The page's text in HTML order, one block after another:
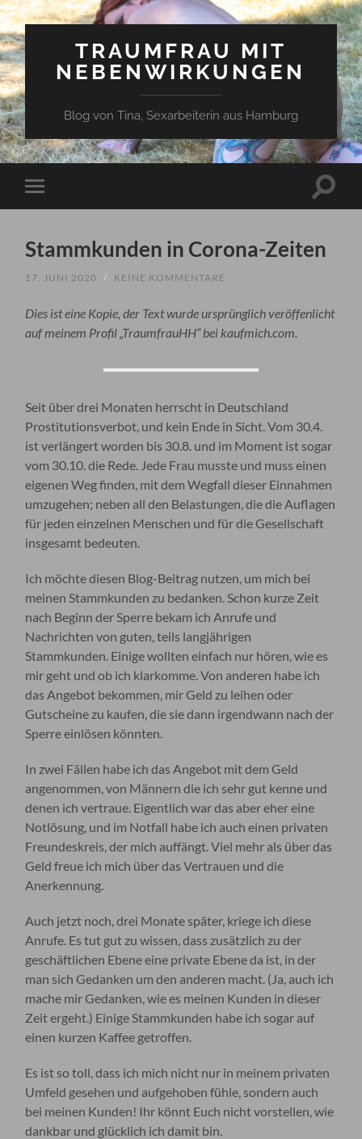
TRAUMFRAU MIT
NEBENWIRKUNGEN
Blog von Tina, Sexarbeiterin aus Hamburg
Mobile-
Menü
Stammkunden in Corona-Zeiten
17. JUNI 2020 / KEINE KOMMENTARE
Dies ist eine Kopie, der Text wurde ursprünglich veröffenlicht
auf meinem Profil „TraumfrauHH“ bei kaufmich.com.
Seit über drei Monaten herrscht in Deutschland
Prostitutionsverbot, und kein Ende in Sicht. Vom 30.4.
ist verlängert worden bis 30.8. und im Moment ist sogar
vom 30.10. die Rede. Jede Frau musste und muss einen
eigenen Weg finden, mit dem Wegfall dieser Einnahmen
umzugehen; neben all den Belastungen, die die Auflagen
für jeden einzelnen Menschen und für die Gesellschaft
insgesamt bedeuten.
Ich möchte diesen Blog-Beitrag nutzen, um mich bei
meinen Stammkunden zu bedanken. Schon kurze Zeit
nach Beginn der Sperre bekam ich Anrufe und
Nachrichten von guten, teils langjährigen
Stammkunden. Einige wollten einfach nur hören, wie es
mir geht und ob ich klarkomme. Von anderen habe ich
das Angebot bekommen, mir Geld zu leihen oder
Gutscheine zu kaufen, die sie dann irgendwann nach der
Sperre einlösen könnten.
In zwei Fällen habe ich das Angebot mit dem Geld
angenommen, von Männern die ich sehr gut kenne und
denen ich vertraue. Eigentlich war das aber eher eine
Notlösung, und im Notfall habe ich auch einen privaten
Freundeskreis, der mich auffängt. Viel mehr als über das
Geld freue ich mich über das Vertrauen und die
Anerkennung.
Auch jetzt noch, drei Monate später, kriege ich diese
Anrufe. Es tut gut zu wissen, dass zusätzlich zu der
geschäftlichen Ebene eine private Ebene da ist, in der
man sich Gedanken um den anderen macht. (Ja, auch ich
mache mir Gedanken, wie es meinen Kunden in dieser
Zeit ergeht.) Einige Stammkunden habe ich sogar auf
einen kurzen Kaffee getroffen.
Es ist so toll, dass ich mich nicht nur in meinem privaten
Umfeld gesehen und aufgehoben fühle, sondern auch
bei meinen Kunden! Ihr könnt Euch nicht vorstellen, wie
dankbar und glücklich ich damit bin.